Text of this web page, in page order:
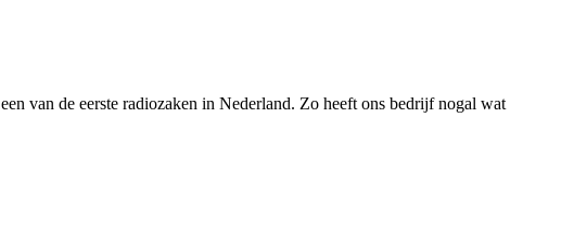
van de eerste radiozaken in Nederland. Zo heeft ons bedrijf nogal wat